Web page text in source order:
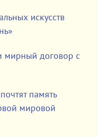
искусств
мирный договор с
память
мировой